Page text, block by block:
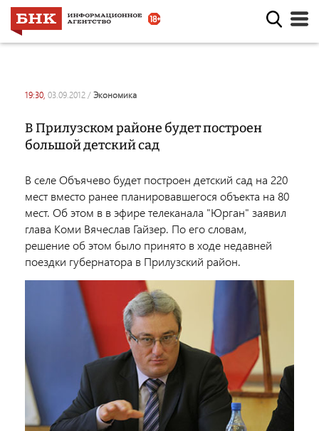
19:30, 03.09.2012 / экономика
В Прилузском районе будет построен
большой детский сад
В селе Объячево будет построен детский сад на 220
мест вместо ранее планировавшегося объекта на 80
мест. Об этом в в эфире телеканала "Юрган" заявил
глава Коми Вячеслав Гайзер. По его словам,
решение об этом было принято в ходе недавней
поездки губернатора в Прилузский район.